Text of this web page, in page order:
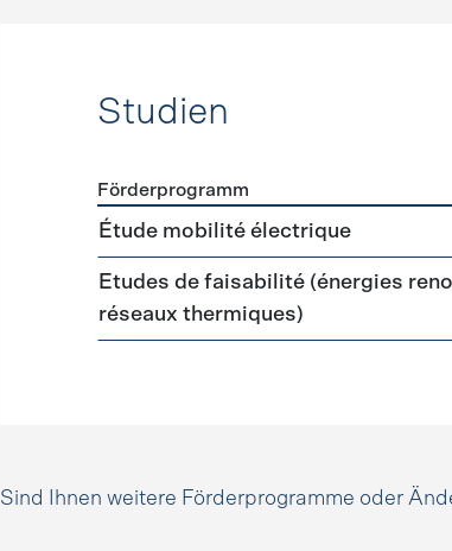
Studien
Förderprogramme Studien
Förderprogramm
Étude mobilité électrique
Etudes de faisabilité (énergies
réseaux thermiques)
Sind Ihnen weitere Förderprogramme oder